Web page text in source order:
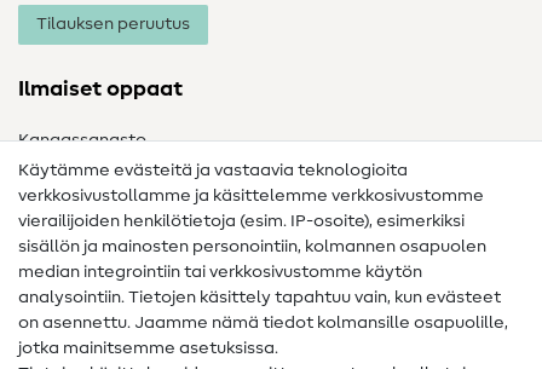
Tilauksen peruutus
Ilmaiset oppaat
Kangassanasto
Ompelusanasto
Ompeluohjeet
Apua ja yhteystiedot
Yhteystiedot
Käytämme evästeitä ja vastaavia teknologioita
verkkosivustollamme ja käsittelemme verkkosivustomme
vierailijoiden henkilötietoja (esim. IP-osoite), esimerkiksi
sisällön ja mainosten personointiin, kolmannen osapuolen
median integrointiin tai verkkosivustomme käytön
analysointiin. Tietojen käsittely tapahtuu vain, kun evästeet
on asennettu. Jaamme nämä tiedot kolmansille osapuolille,
jotka mainitsemme asetuksissa.